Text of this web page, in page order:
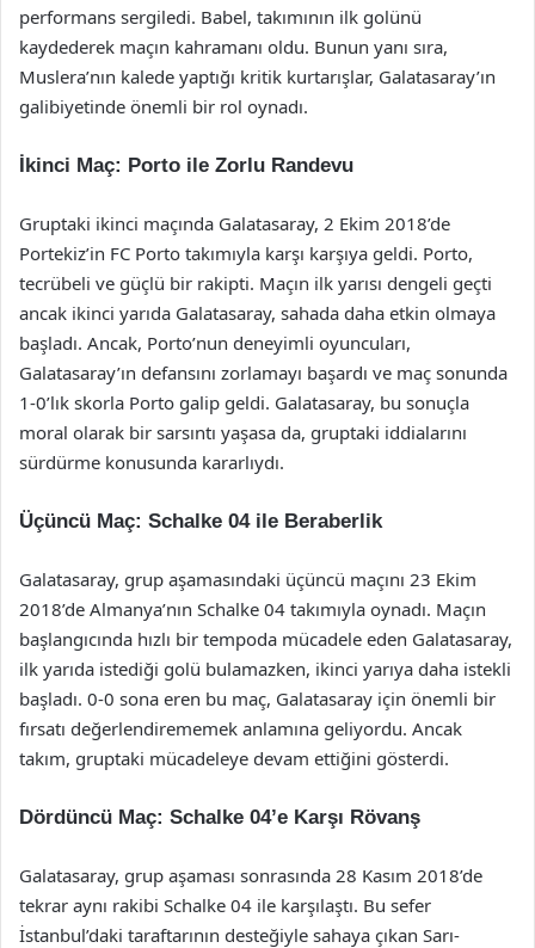
performans sergiledi. Babel, takımının ilk golünü
kaydederek maçın kahramanı oldu. Bunun yanı sıra,
Muslera’nın kalede yaptığı kritik kurtarışlar, Galatasaray’ın
galibiyetinde önemli bir rol oynadı.
İkinci Maç: Porto ile Zorlu Randevu
Gruptaki ikinci maçında Galatasaray, 2 Ekim 2018’de
Portekiz’in FC Porto takımıyla karşı karşıya geldi. Porto,
tecrübeli ve güçlü bir rakipti. Maçın ilk yarısı dengeli geçti
ancak ikinci yarıda Galatasaray, sahada daha etkin olmaya
başladı. Ancak, Porto’nun deneyimli oyuncuları,
Galatasaray’ın defansını zorlamayı başardı ve maç sonunda
1-0’lık skorla Porto galip geldi. Galatasaray, bu sonuçla
moral olarak bir sarsıntı yaşasa da, gruptaki iddialarını
sürdürme konusunda kararlıydı.
Üçüncü Maç: Schalke 04 ile Beraberlik
Galatasaray, grup aşamasındaki üçüncü maçını 23 Ekim
2018’de Almanya’nın Schalke 04 takımıyla oynadı. Maçın
başlangıcında hızlı bir tempoda mücadele eden Galatasaray,
ilk yarıda istediği golü bulamazken, ikinci yarıya daha istekli
başladı. 0-0 sona eren bu maç, Galatasaray için önemli bir
fırsatı değerlendirememek anlamına geliyordu. Ancak
takım, gruptaki mücadeleye devam ettiğini gösterdi.
Dördüncü Maç: Schalke 04’e Karşı Rövanş
Galatasaray, grup aşaması sonrasında 28 Kasım 2018’de
tekrar aynı rakibi Schalke 04 ile karşılaştı. Bu sefer
İstanbul’daki taraftarının desteğiyle sahaya çıkan Sarı-